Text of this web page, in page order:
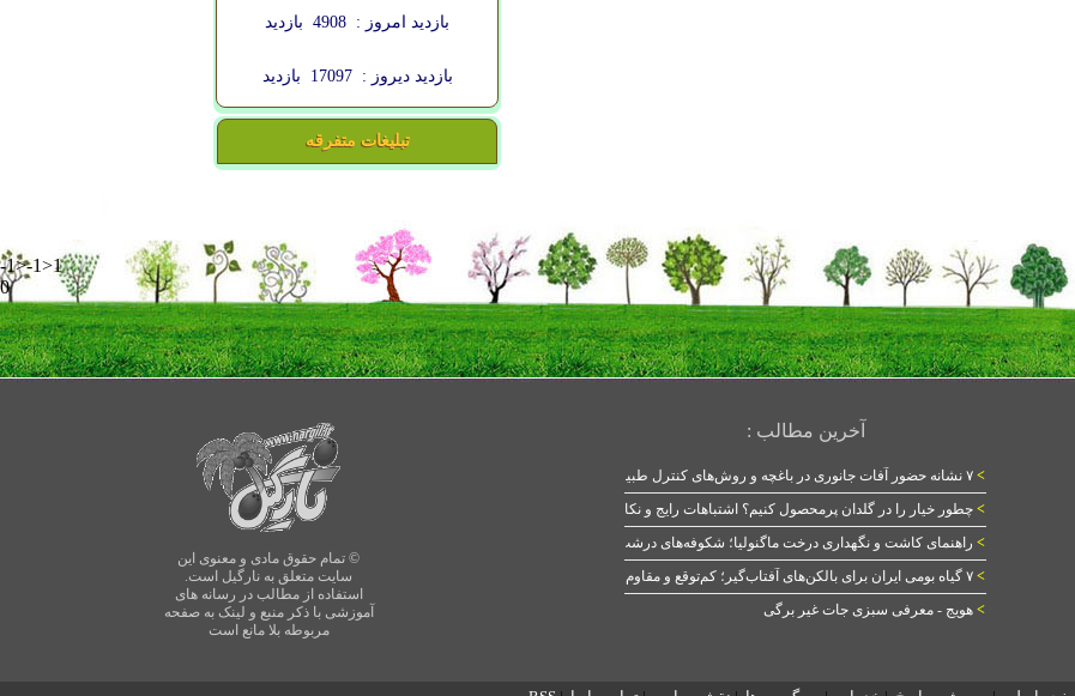
بازدید امروز : 4908 بازدید
بازدید دیروز : 17097 بازدید
تبلیغات متفرقه
-1>-1>1
0
© تمام حقوق مادی و معنوی این
سایت متعلق به نارگیل است.
استفاده از مطالب در رسانه های
آموزشی با ذکر منبع و لینک به صفحه
مربوطه بلا مانع است
آخرین مطالب :
> ۷ نشانه حضور آفات جانوری در باغچه و روش‌های کنترل طبیعی
> چطور خیار را در گلدان پرمحصول کنیم؟ اشتباهات رایج و نکات طلایی
> راهنمای کاشت و نگهداری درخت ماگنولیا؛ شکوفه‌های درشت در بهار
> ۷ گیاه بومی ایران برای بالکن‌های آفتاب‌گیر؛ کم‌توقع و مقاوم
> هویج - معرفی سبزی جات غیر برگی